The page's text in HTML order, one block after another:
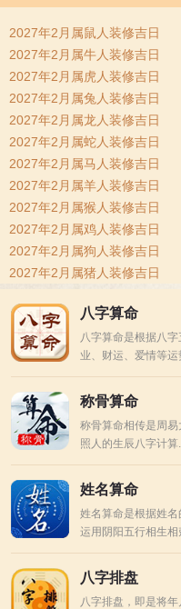
2027年2月属鼠人装修吉日
2027年2月属牛人装修吉日
2027年2月属虎人装修吉日
2027年2月属兔人装修吉日
2027年2月属龙人装修吉日
2027年2月属蛇人装修吉日
2027年2月属马人装修吉日
2027年2月属羊人装修吉日
2027年2月属猴人装修吉日
2027年2月属鸡人装修吉日
2027年2月属狗人装修吉日
2027年2月属猪人装修吉日
八字算命
八字算命是根据八
业、财运、爱情等运
称骨算命
称骨算命相传是周
照人的生辰八字计算
姓名算命
姓名算命是根据姓
运用阴阳五行相生相
八字排盘
八字排盘，即是将